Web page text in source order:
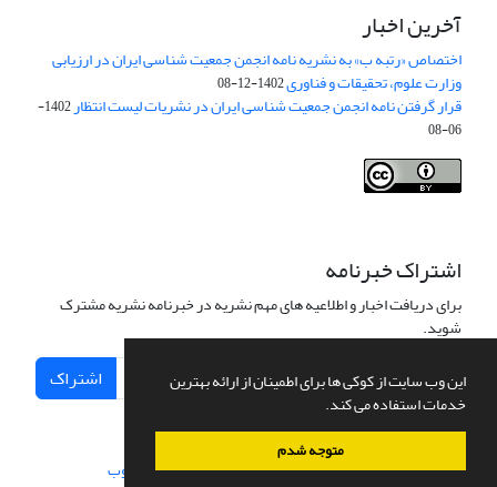
این وب سایت از کوکی ها برای اطمینان از ارائه بهترین
خدمات استفاده می کند.
متوجه شدم
آخرین اخبار
اختصاص «رتبه ب» به نشریه نامه انجمن جمعیت شناسی ایران در ارزیابی
وزارت علوم، تحقیقات و فناوری1402-12-08
قرار گرفتن نامه انجمن جمعیت شناسی ایران در نشریات لیست انتظار
1402-
06-08
اشتراک خبرنامه
برای دریافت اخبار و اطلاعیه های مهم نشریه در خبرنامه نشریه مشترک
شوید.
اشتراک
سامانه مدیریت نشریات علمی.طراحی و پیاده سازی از سیناوب